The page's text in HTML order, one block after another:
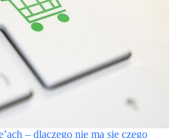
– dlaczego nie ma się czego